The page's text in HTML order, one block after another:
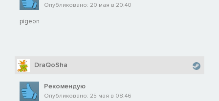
Опубликовано: 20 мая в 20:40
pigeon
DraQoSha
Рекомендую
Опубликовано: 25 мая в 08:46